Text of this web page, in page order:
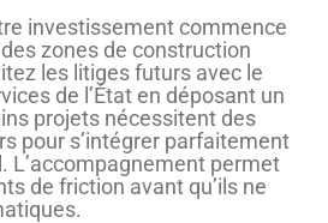
investissement commence
zones de construction
les litiges futurs avec le
de l’État en déposant un
projets nécessitent des
pour s’intégrer parfaitement
L’accompagnement permet
de friction avant qu’ils ne